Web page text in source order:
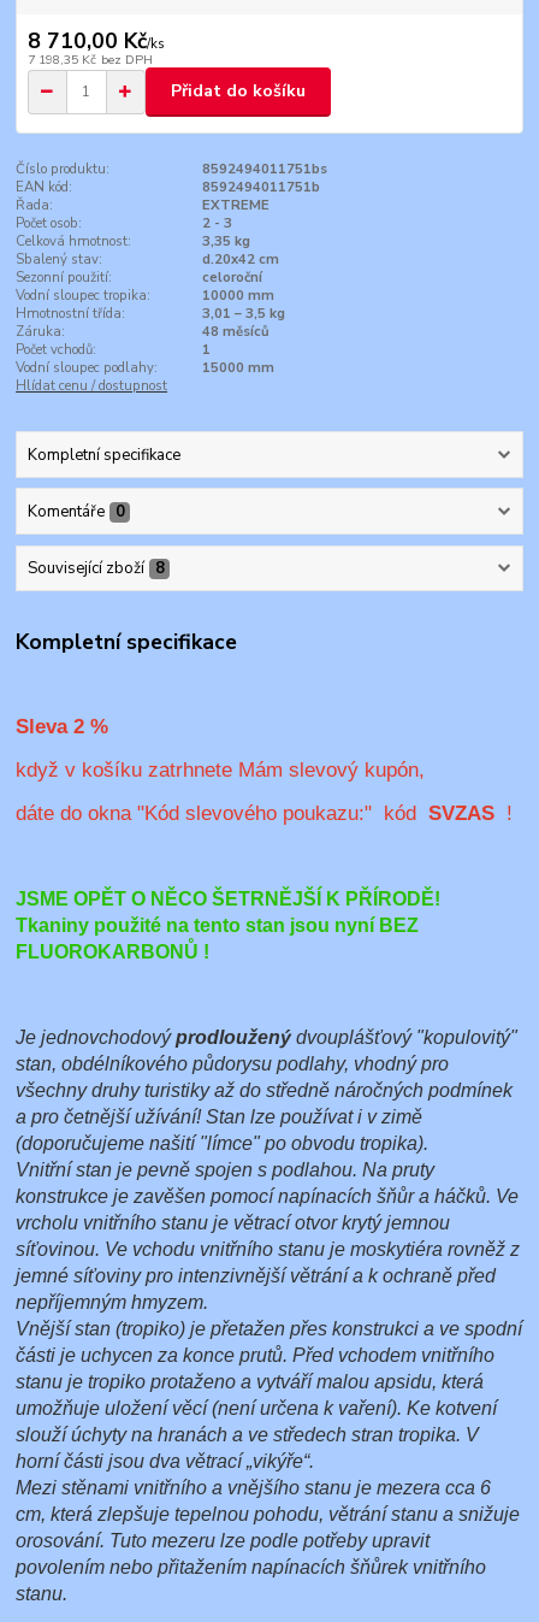
8 710,00 Kč/ks
7 198,35 Kč bez DPH
Přidat do košíku
Číslo produktu:
8592494011751bs
EAN kód:
8592494011751b
Řada:
EXTREME
Počet osob:
2 - 3
Celková hmotnost:
3,35 kg
Sbalený stav:
d.20x42 cm
Sezonní použití:
celoroční
Vodní sloupec tropika:
10000 mm
Hmotnostní třída:
3,01 – 3,5 kg
Záruka:
48 měsíců
Počet vchodů:
1
Vodní sloupec podlahy:
15000 mm
Hlídat cenu / dostupnost
Kompletní specifikace
Komentáře 0
Související zboží 8
Kompletní specifikace
Sleva 2 %
když v košíku zatrhnete Mám slevový kupón,
dáte do okna "Kód slevového poukazu:" kódSVZAS !
JSME OPĚT O NĚCO ŠETRNĚJŠÍ K PŘÍRODĚ!
Tkaniny použité na tento stan jsou nyní BEZ
FLUOROKARBONŮ !
Je jednovchodovýprodlouženýdvouplášťový "kopulovitý"
stan, obdélníkového půdorysu podlahy, vhodný pro
všechny druhy turistiky až do středně náročných podmínek
a pro četnější užívání! Stan lze používat i v zimě
(doporučujeme našití "límce" po obvodu tropika).
Vnitřní stan je pevně spojen s podlahou. Na pruty
konstrukce je zavěšen pomocí napínacích šňůr a háčků. Ve
vrcholu vnitřního stanu je větrací otvor krytý jemnou
síťovinou. Ve vchodu vnitřního stanu je moskytiéra rovněž z
jemné síťoviny pro intenzivnější větrání a k ochraně před
nepříjemným hmyzem.
Vnější stan (tropiko) je přetažen přes konstrukci a ve spodní
části je uchycen za konce prutů. Před vchodem vnitřního
stanu je tropiko protaženo a vytváří malou apsidu, která
umožňuje uložení věcí (není určena k vaření). Ke kotvení
slouží úchyty na hranách a ve středech stran tropika. V
horní části jsou dva větrací „vikýře“.
Mezi stěnami vnitřního a vnějšího stanu je mezera cca 6
cm, která zlepšuje tepelnou pohodu, větrání stanu a snižuje
orosování. Tuto mezeru lze podle potřeby upravit
povolením nebo přitažením napínacích šňůrek vnitřního
stanu.